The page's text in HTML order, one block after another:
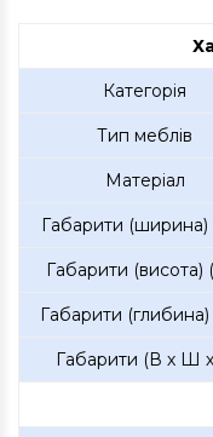
Категорія
Тип меблів
Матеріал
Габарити (ширина)
Габарити (висота)
Габарити
Габарити (В х Ш